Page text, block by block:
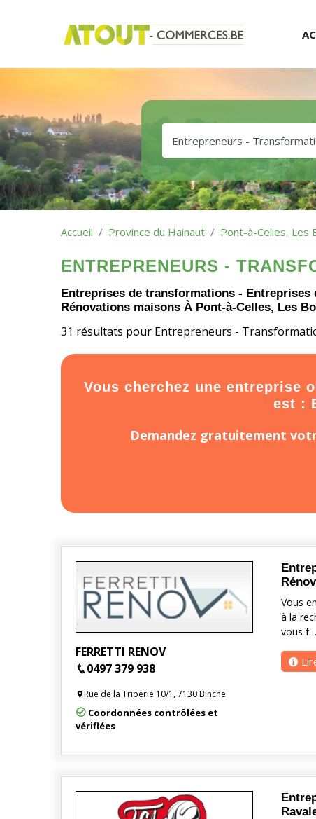
Accueil Province du Hainaut Pont-à-Celles, Les
ENTREPRENEURS -
Entreprises de transformations -
Rénovations maisons À Pont-à-Celles, Les
31 résultats pour Entrepreneurs -
Vous cherchez une entreprise
est :
Demandez gratuitement
FERRETTI RENOV
0497 379 938
Rue de la Triperie 10/1, 7130 Binche
Coordonnées contrôlées et
vérifiées
Vous
à la
vous f…